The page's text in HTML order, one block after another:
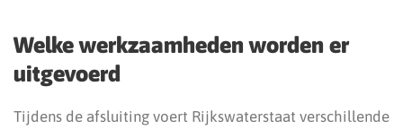
Welke werkzaamheden worden er
uitgevoerd
Tijdens de afsluiting voert Rijkswaterstaat verschillende